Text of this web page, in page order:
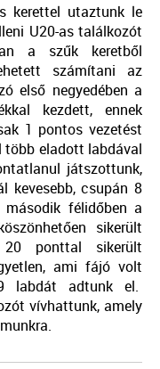
kerettel utaztunk le
U20-as találkozót
a szűk keretből
számítani az
első negyedében a
kezdett, ennek
1 pontos vezetést
eladott labdával
játszottunk,
kevesebb, csupán 8
félidőben a
sikerült
ponttal sikerült
ami fájó volt
labdát adtunk el.
vívhattunk, amely